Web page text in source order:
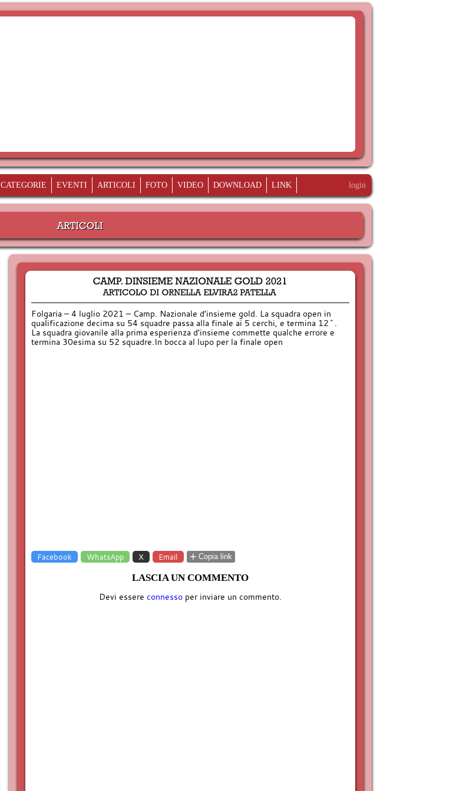
CATEGORIE EVENTI ARTICOLI FOTO VIDEO DOWNLOAD LINK login
Folgaria – 4 luglio 2021 – Camp. Nazionale d’insieme gold. La squadra open in
qualificazione decima su 54 squadre passa alla finale ai 5 cerchi, e termina 12^.
La squadra giovanile alla prima esperienza d’insieme commette qualche errore e
termina 30esima su 52 squadre.In bocca al lupo per la finale open
Facebook WhatsApp X Email + Copia link
LASCIA UN COMMENTO
Devi essere connessoper inviare un commento.